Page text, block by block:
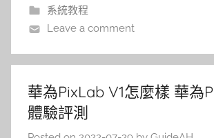
系統教程
Leave a comment
華為PixLab V1怎麼樣 華為
體驗評測